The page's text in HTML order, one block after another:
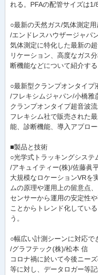
れる。PFAの配管サイズは1/
○最新の天然ガス/気体測定
/エンドレスハウザージャパ
気体測定に特化した最新の
リケーション、高度なガス
断機能などについて紹介する
○最新型クランプオンタイプ
/フレキシムジャパン/小橋雅
クランプオンタイプ超音波
フレキシム社で販売された
能、診断機能、導入アプロー
■製品と技術
○光学式トラッキングシステ
/アキュイティー(株)/佐藤眞
大規模なロケーションVRを
ムの原理や運用上の留意点
センサーから運用の安定性
ことからトレンド化してい
う。
○幅広い計測シーンに対応で
/グラフテック(株)/松本 信
コロナ禍に於いて今後ニー
等に対し、データロガー等